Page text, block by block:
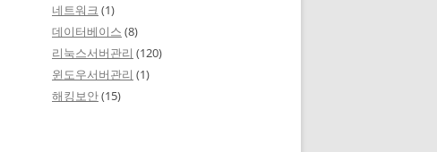
네트워크 (1)
데이터베이스 (8)
리눅스서버관리 (120)
윈도우서버관리 (1)
해킹보안(15)